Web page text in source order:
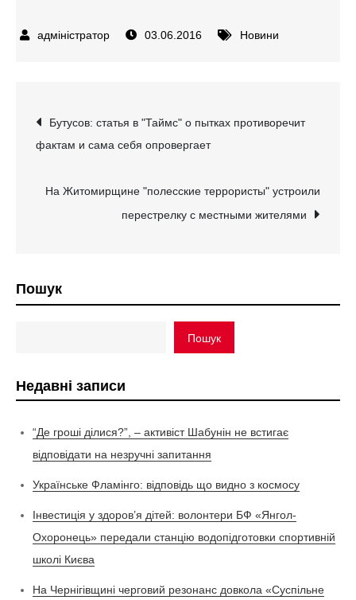
03.06.2016 Новини
Навігація
записів
Бутусов: статья в "Таймс" о пытках противоречит
фактам и сама себя опровергает
На Житомирщине "полесские террористы" устроили
перестрелку с местными жителями
Пошук
Пошук
Недавні записи
“Де гроші ділися?”, – активіст Шабунін не встигає
відповідати на незручні запитання
Українське Фламінго: відповідь що видно з космосу
Інвестиція у здоров’я дітей: волонтери БФ «Янгол-
Охоронець» передали станцію водопідготовки спортивній
школі Києва
На Чернігівщині черговий резонанс довкола «Суспільне